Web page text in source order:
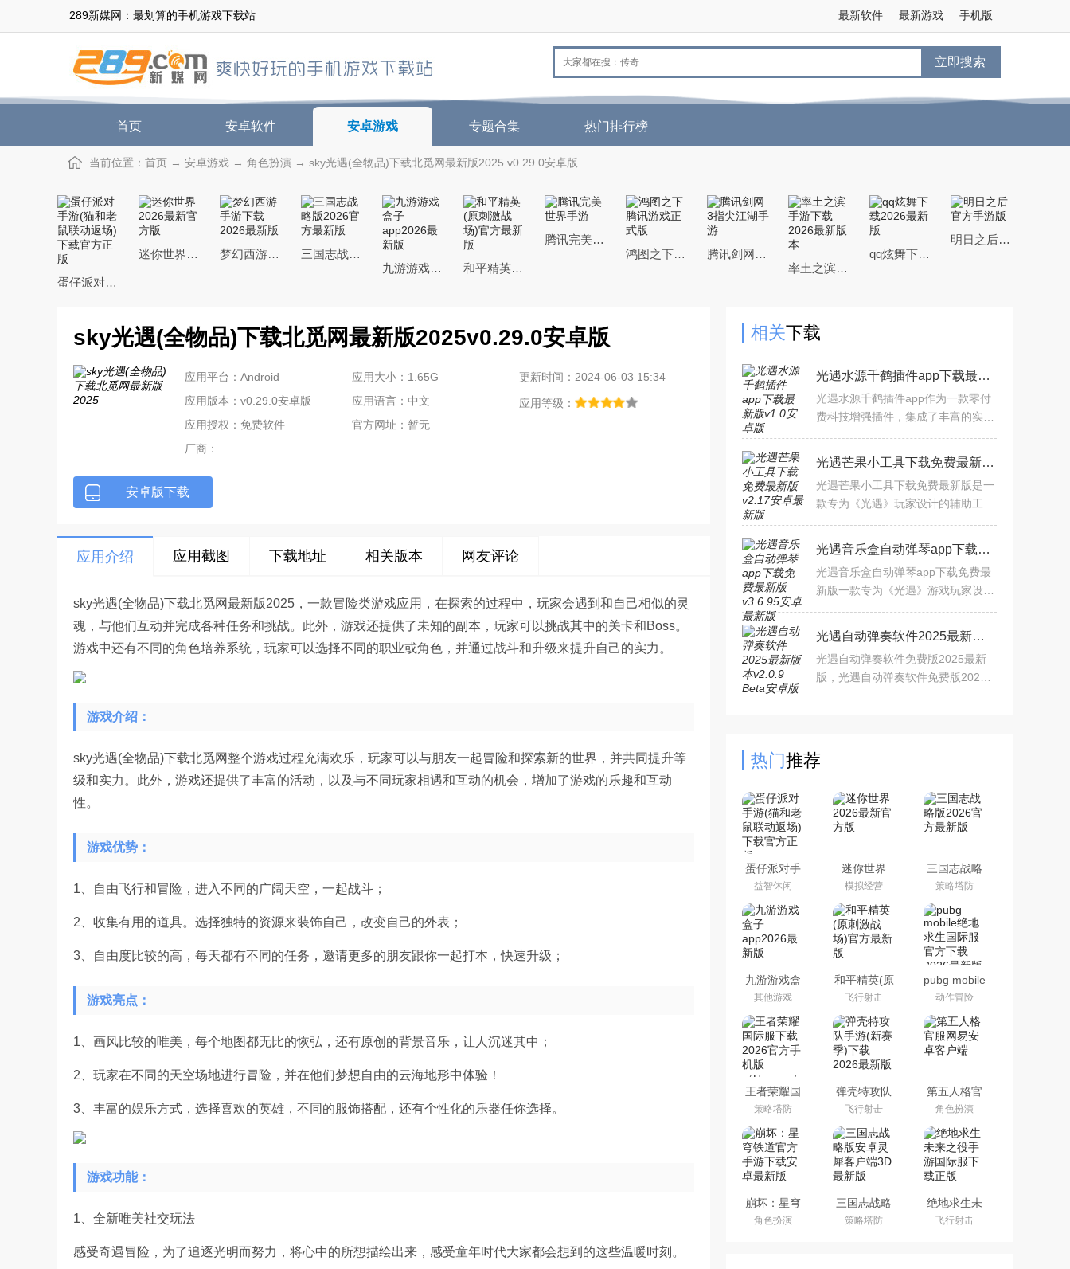
289新媒网：最划算的手机游戏下载站 手机版
最新游戏
最新软件
立即搜索
首页 安卓软件 安卓游戏 专题合集 热门排行榜
当前位置： 首页 → 安卓游戏 → 角色扮演 → sky光遇(全物品)下载北觅网最新版2025 v0.29.0安卓版
蛋仔派对手游(猫和老鼠联动返场)下载官方正版
迷你世界2026最新官方版 梦幻西游手游下载2026最新版
三国志战略版2026官方最新版
九游游戏盒子app2026最新版
和平精英(原刺激战场)官方最新版
腾讯完美世界手游
鸿图之下腾讯游戏正式版
腾讯剑网3指尖江湖手游
率土之滨手游下载2026最新版本
qq炫舞下载2026最新版
明日之后官方手游版
sky光遇(全物品)下载北觅网最新版2025v0.29.0安卓版
应用平台：Android 应用大小：1.65G
更新时间：2024-06-03 15:34
应用版本：v0.29.0安卓版
应用语言：中文
应用等级：
应用授权：免费软件
官方网址：暂无
厂商：
安卓版下载
应用介绍 应用截图 下载地址 相关版本 网友评论
sky光遇(全物品)下载北觅网最新版2025，一款冒险类游戏应用，在探索的过程中，玩家会遇到和自己相似的灵
魂，与他们互动并完成各种任务和挑战。此外，游戏还提供了未知的副本，玩家可以挑战其中的关卡和Boss。
游戏中还有不同的角色培养系统，玩家可以选择不同的职业或角色，并通过战斗和升级来提升自己的实力。
游戏介绍：
sky光遇(全物品)下载北觅网整个游戏过程充满欢乐，玩家可以与朋友一起冒险和探索新的世界，并共同提升等
级和实力。此外，游戏还提供了丰富的活动，以及与不同玩家相遇和互动的机会，增加了游戏的乐趣和互动
性。
游戏优势：
1、自由飞行和冒险，进入不同的广阔天空，一起战斗；
2、收集有用的道具。选择独特的资源来装饰自己，改变自己的外表；
3、自由度比较的高，每天都有不同的任务，邀请更多的朋友跟你一起打本，快速升级；
游戏亮点：
1、画风比较的唯美，每个地图都无比的恢弘，还有原创的背景音乐，让人沉迷其中；
2、玩家在不同的天空场地进行冒险，并在他们梦想自由的云海地形中体验！
3、丰富的娱乐方式，选择喜欢的英雄，不同的服饰搭配，还有个性化的乐器任你选择。
游戏功能：
1、全新唯美社交玩法
感受奇遇冒险，为了追逐光明而努力，将心中的所想描绘出来，感受童年时代大家都会想到的这些温暖时刻。
相关下载
光遇水源千鹤插件app下载最新版v1.0安卓版
光遇水源千鹤插件app作为一款零付
费科技增强插件，集成了丰富的实用
游戏，即可激活悬浮菜单界面，支持
自由调整多项游戏参数设置
光遇芒果小工具下载免费最新版v2.17安卓最新版
光遇芒果小工具下载免费最新版是一
款专为《光遇》玩家设计的辅助工
录、复刻位置查询等‌‌，还提供了多种
实用小工具
光遇音乐盒自动弹琴app下载免费最新版v3.6.95安卓最新版
光遇音乐盒自动弹琴app下载免费最
新版一款专为《光遇》游戏玩家设计
乐。用户可以选择内置的音乐曲目或
导入自己的音乐作品，软件会
光遇自动弹奏软件2025最新版本v2.0.9 Beta安卓版
光遇自动弹奏软件免费版2025最新
版，光遇自动弹奏软件免费版2025
热门推荐
蛋仔派对手
游(猫和老鼠
联动返场)下
载官方正版
益智休闲
迷你世界
2026最新官
方版
模拟经营
三国志战略
版2026官方
最新版
策略塔防
九游游戏盒
子app2026
最新版
其他游戏
和平精英(原
刺激战场)官
方最新版
飞行射击
pubg mobile
绝地求生国
际服官方下
载2026最新
版本
动作冒险
王者荣耀国
际服下载
2026官方手
机版
（Honor of
Kings）
策略塔防
弹壳特攻队
手游(新赛
季)下载
2026最新版
飞行射击
第五人格官
服网易安卓
客户端
角色扮演
崩坏：星穹
铁道官方手
游下载安卓
角色扮演
三国志战略
版安卓灵犀
客户端3D最
策略塔防
绝地求生未
来之役手游
国际服下载
飞行射击